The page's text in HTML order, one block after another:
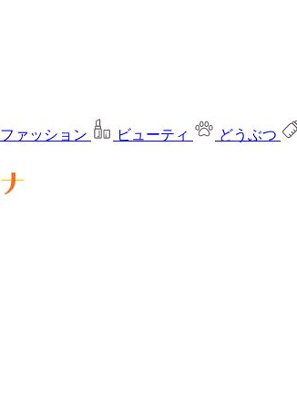
ファッション ビューティ どうぶつ